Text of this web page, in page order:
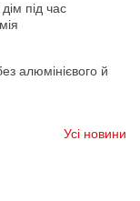
під час
алюмінієвого й
Усі новини